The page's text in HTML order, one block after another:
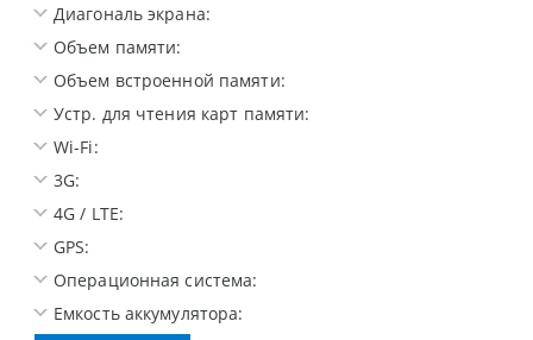
Диагональ экрана:
Объем памяти:
Объем встроенной памяти:
Устр. для чтения карт памяти:
Wi-Fi:
3G:
4G / LTE:
GPS:
Операционная система:
Емкость аккумулятора: